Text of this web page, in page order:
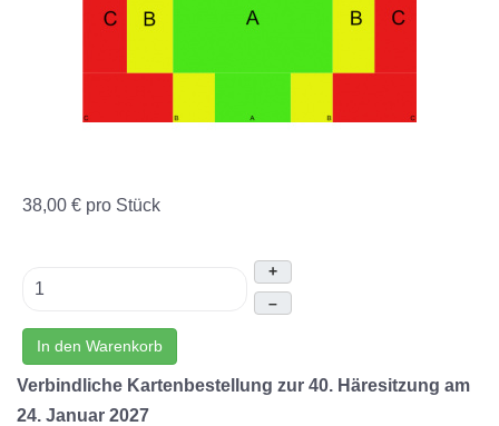
38,00 € pro Stück
+
–
In den Warenkorb
Verbindliche Kartenbestellung zur 40. Häresitzung am
24. Januar 2027